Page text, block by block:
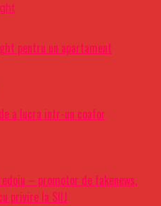
pentru un apartament
a lucra intr-un coafor
– promotor de fakenews,
privire la SIIJ